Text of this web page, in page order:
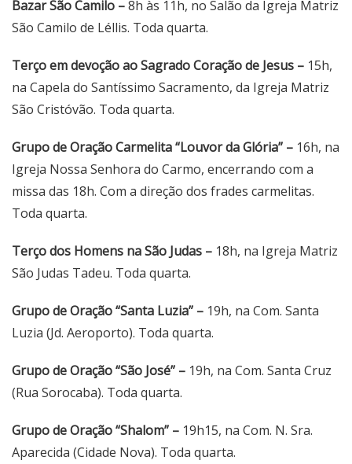
Bazar São Camilo –8h às 11h, no Salão da Igreja Matriz
São Camilo de Léllis. Toda quarta.
Terço em devoção ao Sagrado Coração de Jesus – 15h,
na Capela do Santíssimo Sacramento, da Igreja Matriz
São Cristóvão. Toda quarta.
Grupo de Oração Carmelita “Louvor da Glória” – 16h, na
Igreja Nossa Senhora do Carmo, encerrando com a
missa das 18h. Com a direção dos frades carmelitas.
Toda quarta.
Terço dos Homens na São Judas – 18h, na Igreja Matriz
São Judas Tadeu. Toda quarta.
Grupo de Oração “Santa Luzia” – 19h, na Com. Santa
Luzia (Jd. Aeroporto). Toda quarta.
Grupo de Oração “São José” – 19h, na Com. Santa Cruz
(Rua Sorocaba). Toda quarta.
Grupo de Oração “Shalom” – 19h15, na Com. N. Sra.
Aparecida (Cidade Nova). Toda quarta.